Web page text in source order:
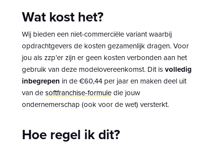
Wat kost het?
Wij bieden een niet-commerciële variant waarbij
opdrachtgevers de kosten gezamenlijk dragen. Voor
jou als zzp’er zijn er geen kosten verbonden aan het
gebruik van deze modelovereenkomst. Dit isvolledig
inbegrepen in de €60,44 per jaar en maken deel uit
van desoftfranchise-formuledie jouw
ondernemerschap (ook voor de wet) versterkt.
Hoe regel ik dit?